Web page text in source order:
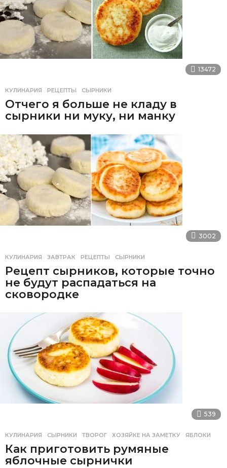
13472
КУЛИНАРИЯ РЕЦЕПТЫ ,СЫРНИКИ
Отчего я больше не кладу в
сырники ни муку, ни манку
3002
КУЛИНАРИЯ ЗАВТРАК ,РЕЦЕПТЫ ,СЫРНИКИ
Рецепт сырников, которые точно
не будут распадаться на
сковородке
539
КУЛИНАРИЯ СЫРНИКИ ,ТВОРОГ ,ХОЗЯЙКЕ НА ЗАМЕТКУ ,ЯБЛОКИ
Как приготовить румяные
яблочные сырнички